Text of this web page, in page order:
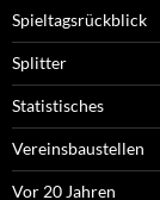
Spieltagsrückblick
Splitter
Statistisches
Vereinsbaustellen
Vor 20 Jahren